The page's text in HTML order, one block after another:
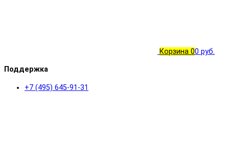
Корзина 00 руб.
Поддержка
+7 (495) 645-91-31